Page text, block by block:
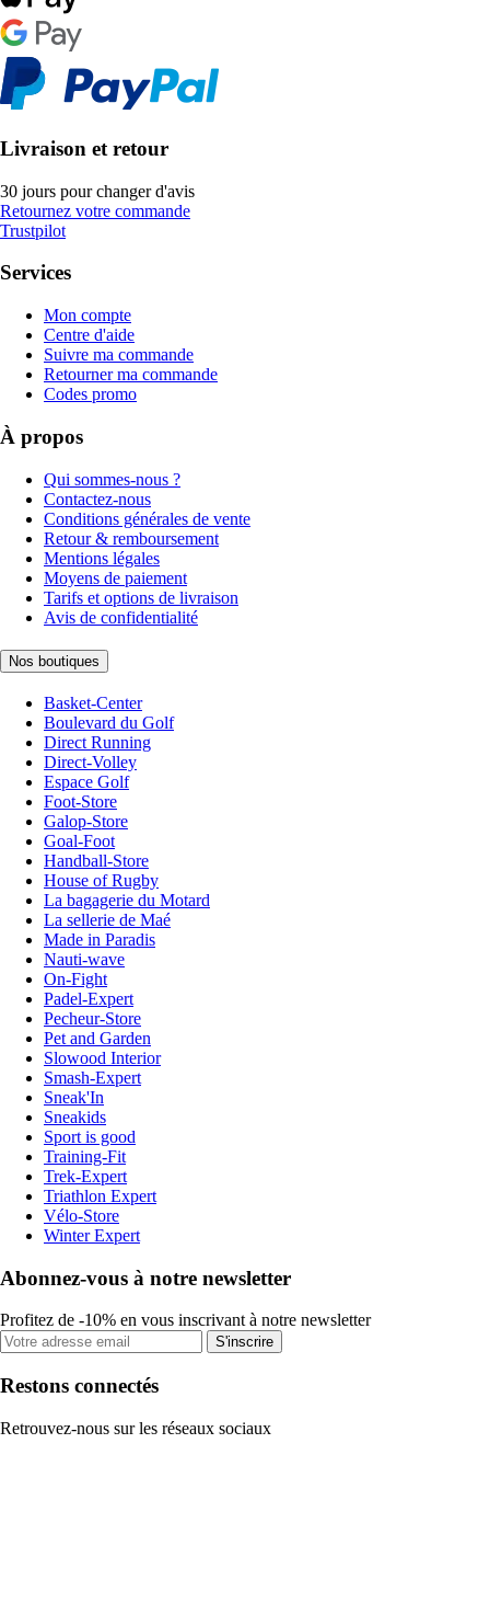
Livraison et retour
30 jours pour changer d'avis
Retournez votre commande
Trustpilot
Services
Mon compte
Centre d'aide
Suivre ma commande
Retourner ma commande
Codes promo
À propos
Qui sommes-nous ?
Contactez-nous
Conditions générales de vente
Retour & remboursement
Mentions légales
Moyens de paiement
Tarifs et options de livraison
Avis de confidentialité
Nos boutiques
Basket-Center
Boulevard du Golf
Direct Running
Direct-Volley
Espace Golf
Foot-Store
Galop-Store
Goal-Foot
Handball-Store
House of Rugby
La bagagerie du Motard
La sellerie de Maé
Made in Paradis
Nauti-wave
On-Fight
Padel-Expert
Pecheur-Store
Pet and Garden
Slowood Interior
Smash-Expert
Sneak'In
Sneakids
Sport is good
Training-Fit
Trek-Expert
Triathlon Expert
Vélo-Store
Winter Expert
Abonnez-vous à notre newsletter
Profitez de -10% en vous inscrivant à notre newsletter
S'inscrire
Restons connectés
Retrouvez-nous sur les réseaux sociaux